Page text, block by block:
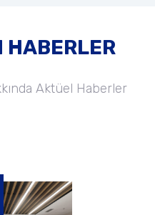
HABERLER
Aktüel Haberler